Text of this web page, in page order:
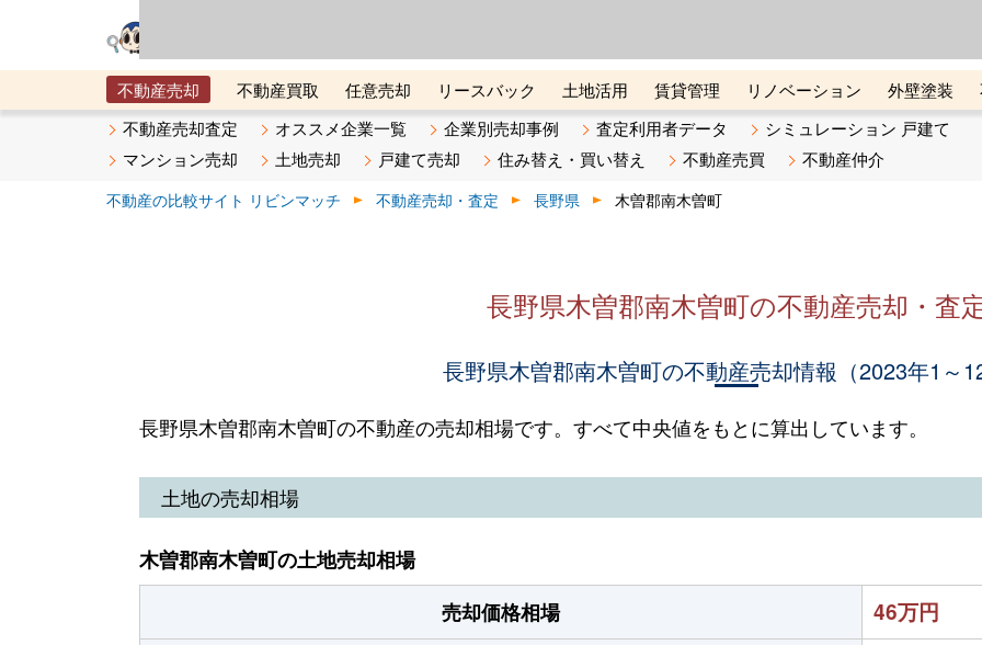
不動産売却 不動産買取 任意売却 リースバック 土地活用 賃貸管理 リノベーション 外壁塗装
メタ住宅展示場
ベスト不動産カンパニー オンライン講座 リビンマガジンBiz 不動産売却ご相談デスク
不動産売却査定 オススメ企業一覧 企業別売却事例 査定利用者データ
シミュレーション 戸建て
マンション売却
土地売却 戸建て売却 住み替え・買い替え 不動産売買 不動産仲介
不動産の比較サイト リビンマッチ 不動産売却・査定 長野県 木曽郡南木曽町
長野県木曽郡南木曽町の不動産売却・査
長野県木曽郡南木曽町の不動産売却情報（2023年1～12
長野県木曽郡南木曽町の不動産の売却相場です。すべて中央値をもとに算出しています。
土地の売却相場
木曽郡南木曽町の土地売却相場
売却価格相場
46万円